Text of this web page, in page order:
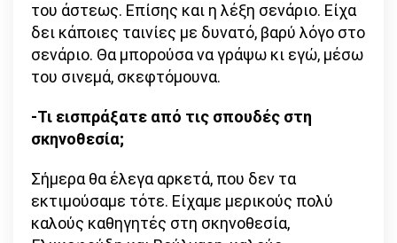
του άστεως. Επίσης και η λέξη σενάριο. Είχα
δει κάποιες ταινίες με δυνατό, βαρύ λόγο στο
σενάριο. Θα μπορούσα να γράψω κι εγώ, μέσω
του σινεμά, σκεφτόμουνα.
-Τι εισπράξατε από τις σπουδές στη
σκηνοθεσία;
Σήμερα θα έλεγα αρκετά, που δεν τα
εκτιμούσαμε τότε. Είχαμε μερικούς πολύ
καλούς καθηγητές στη σκηνοθεσία,